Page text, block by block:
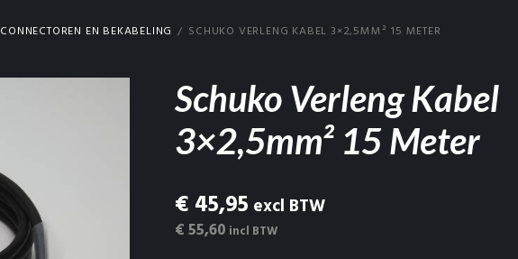
CONNECTOREN EN BEKABELING SCHUKO VERLENG KABEL 3×2,5MM² 15 METER
Schuko Verleng Kabel
3×2,5mm² 15 Meter
€ 45,95 excl BTW
€ 55,60 incl BTW